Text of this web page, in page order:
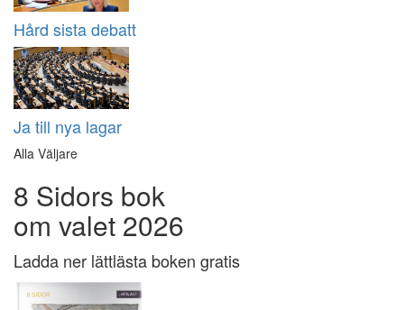
Hård sista debatt
Ja till nya lagar
Alla Väljare
8 Sidors bok
om valet 2026
Ladda ner lättlästa boken gratis